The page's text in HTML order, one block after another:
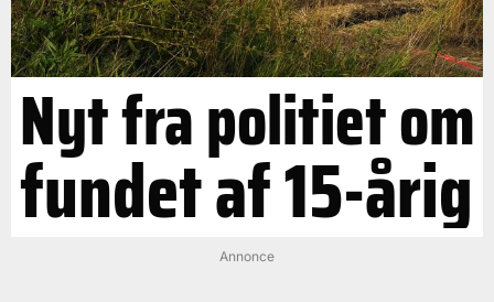
Nyt fra politiet om
fundet af 15-årig
Annonce